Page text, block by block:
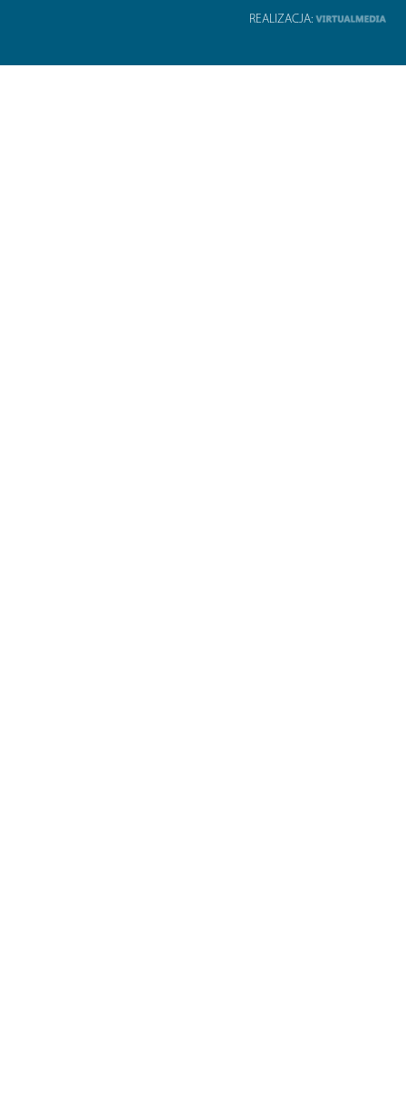
REALIZACJA: